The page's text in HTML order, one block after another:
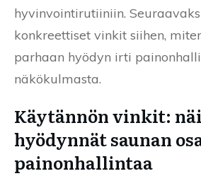
hyvinvointirutiiniin.
konkreettiset vinkit siihen,
parhaan hyödyn irti
näkökulmasta.
Käytännön vinkit:
hyödynnät saunan
painonhallintaa